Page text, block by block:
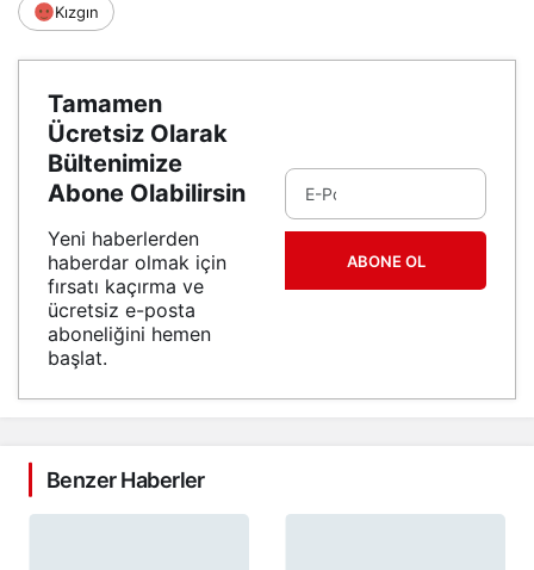
Kızgın
Tamamen
Ücretsiz Olarak
Bültenimize
Abone Olabilirsin
Yeni haberlerden
haberdar olmak için
fırsatı kaçırma ve
ücretsiz e-posta
aboneliğini hemen
başlat.
ABONE OL
Benzer Haberler